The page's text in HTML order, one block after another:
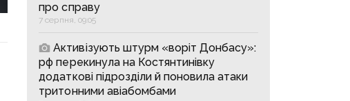
про справу
7 серпня, 09:05
Активізують штурм «воріт Донбасу»:
рф перекинула на Костянтинівку
додаткові підрозділи й поновила атаки
тритонними авіабомбами